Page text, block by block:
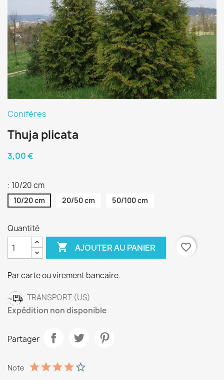
Conifères
Thuja plicata
3,00 €
: 10/20 cm
10/20 cm 20/50 cm 50/100 cm
Quantité
 AJOUTER AU PANIER favorite_border
Par carte ou virement bancaire.
TRANSPORT (US)
Expédition non disponible
Partager
Note